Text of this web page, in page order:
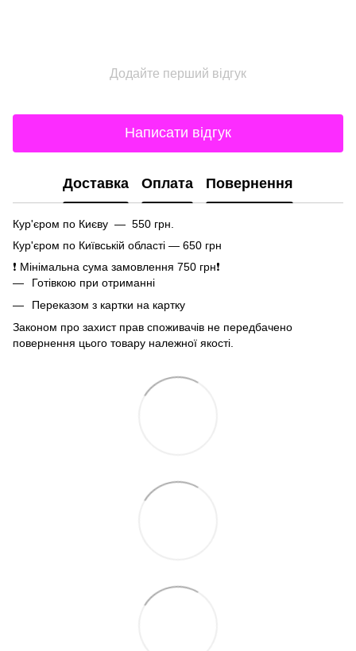
Додайте перший відгук
Написати відгук
Доставка Оплата Повернення
Кур'єром по Києву — 550 грн.
Кур'єром по Київській області — 650 грн
❗ Мінімальна сума замовлення 750 грн❗
Готівкою при отриманні
Переказом з картки на картку
Законом про захист прав споживачів не передбачено
повернення цього товару належної якості.